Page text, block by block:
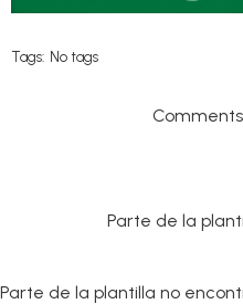
Tags: No tags
Parte de la
Parte de la plantilla no